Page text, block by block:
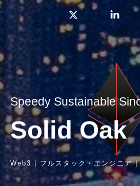
Speedy Sustainable Sin
Solid Oak
Web3 | フルスタック・エンジニア |